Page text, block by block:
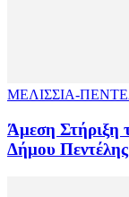
ΜΕΛΙΣΣΙΑ-
Άμεση Στήριξη
Δήμου